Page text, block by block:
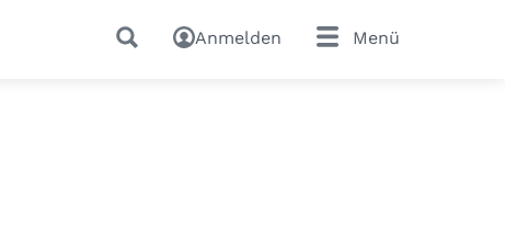
Anmelden Menü